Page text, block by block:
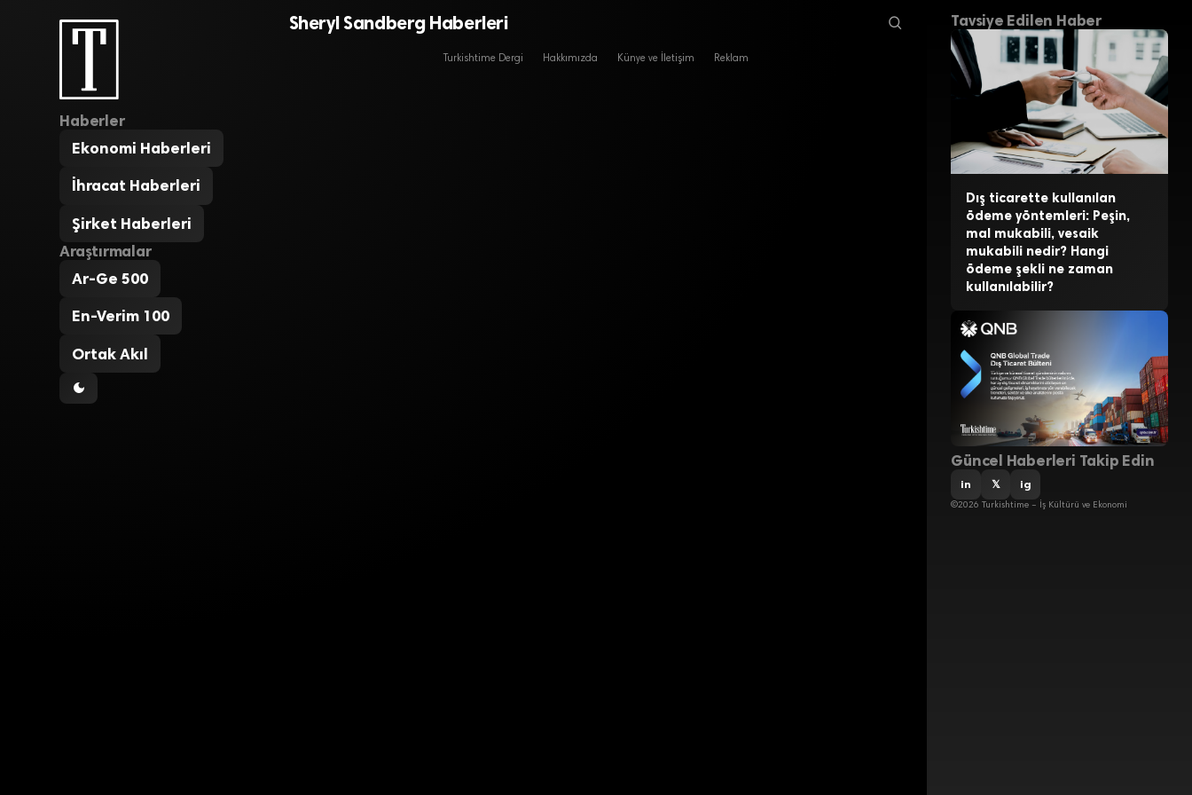
Haberler
Ekonomi Haberleri
İhracat Haberleri
Şirket Haberleri
Araştırmalar
Ar-Ge 500
En-Verim 100
Ortak Akıl
Sheryl Sandberg Haberleri
Turkishtime Dergi Hakkımızda Künye ve İletişim Reklam
Tavsiye Edilen Haber
Dış ticarette kullanılan
ödeme yöntemleri: Peşin,
mal mukabili, vesaik
mukabili nedir? Hangi
ödeme şekli ne zaman
kullanılabilir?
Güncel Haberleri Takip Edin
in 𝕏 ig
©2026 Turkishtime – İş Kültürü ve Ekonomi